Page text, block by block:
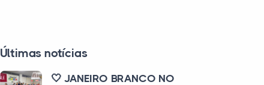
Últimas notícias
🤍 JANEIRO BRANCO NO